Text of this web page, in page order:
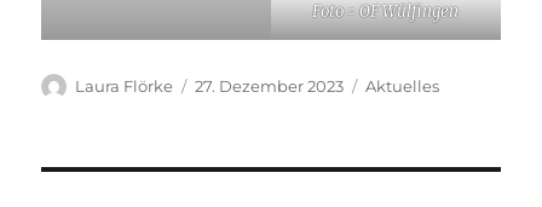
Foto = OF Wülfingen
Autor
Laura Flörke
Veröffentlicht
27. Dezember 2023 Kategorien
Aktuelles